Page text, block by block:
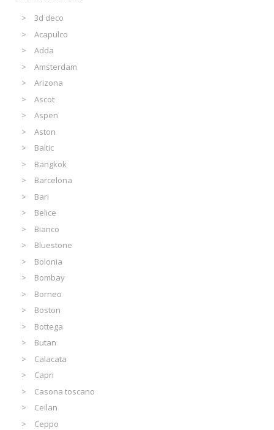
3d deco
Acapulco
Adda
Amsterdam
Arizona
Ascot
Aspen
Aston
Baltic
Bangkok
Barcelona
Bari
Belice
Bianco
Bluestone
Bolonia
Bombay
Borneo
Boston
Bottega
Butan
Calacata
Capri
Casona toscano
Ceilan
Ceppo